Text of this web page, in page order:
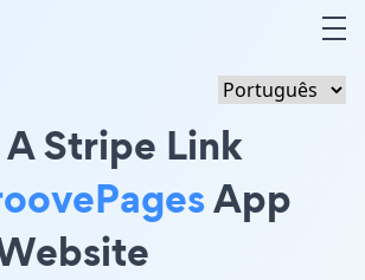
Stripe Link
App